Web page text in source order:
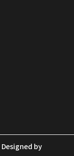
Designed by